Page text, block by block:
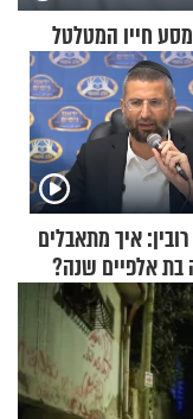
חייו המטלטל
איך מתאבלים
בת אלפיים שנה?